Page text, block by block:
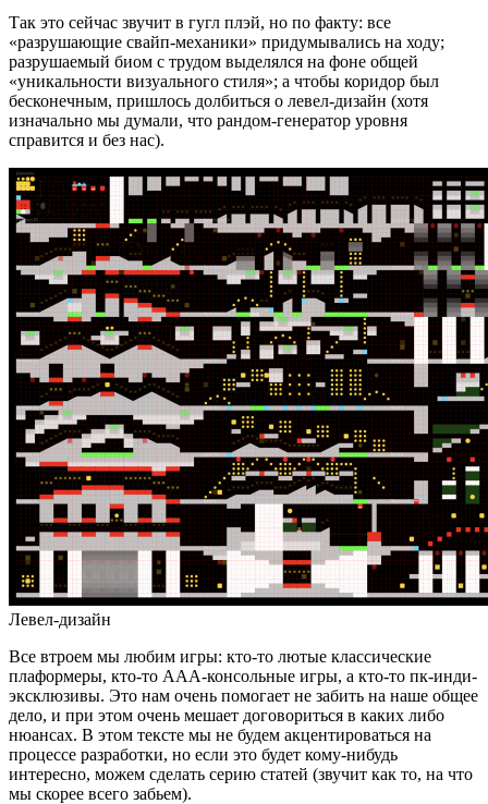
Так это сейчас звучит в гугл плэй, но по факту: все
«разрушающие свайп-механики» придумывались на ходу;
разрушаемый биом c трудом выделялся на фоне общей
«уникальности визуального стиля»; а чтобы коридор был
бесконечным, пришлось долбиться о левел-дизайн (хотя
изначально мы думали, что рандом-генератор уровня
справится и без нас).
Левел-дизайн
Все втроем мы любим игры: кто-то лютые классические
плаформеры, кто-то ААА-консольные игры, а кто-то пк-инди-
эксклюзивы. Это нам очень помогает не забить на наше общее
дело, и при этом очень мешает договориться в каких либо
нюансах. В этом тексте мы не будем акцентироваться на
процессе разработки, но если это будет кому-нибудь
интересно, можем сделать серию статей (звучит как то, на что
мы скорее всего забьем).